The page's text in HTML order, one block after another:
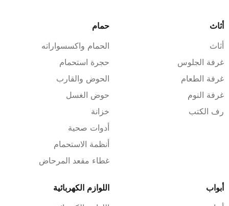
أثاث
أثاث
غرفة الجلوس
غرفة الطعام
غرفة النوم
رف الكتب
حمام
‏الحمام واكسسواراته
حجرة استحمام
الحوض والقارب
حوض الغسل
خزانة
أدوات صحية
أنظمة الاستحمام
غطاء مقعد المرحاض
أبواب
اللوازم الكهربائية